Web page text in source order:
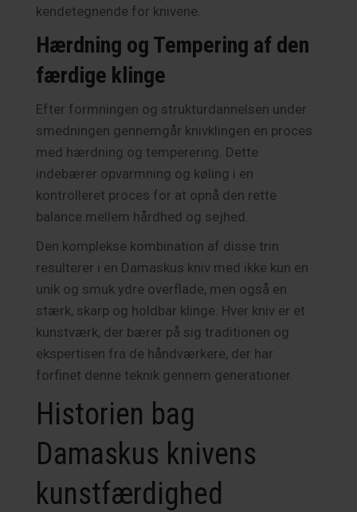
kendetegnende for knivene.
Hærdning og Tempering af den
færdige klinge
Efter formningen og strukturdannelsen under
smedningen gennemgår knivklingen en proces
med hærdning og temperering. Dette
indebærer opvarmning og køling i en
kontrolleret proces for at opnå den rette
balance mellem hårdhed og sejhed.
Den komplekse kombination af disse trin
resulterer i en Damaskus kniv med ikke kun en
unik og smuk ydre overflade, men også en
stærk, skarp og holdbar klinge. Hver kniv er et
kunstværk, der bærer på sig traditionen og
ekspertisen fra de håndværkere, der har
forfinet denne teknik gennem generationer.
Historien bag
Damaskus knivens
kunstfærdighed